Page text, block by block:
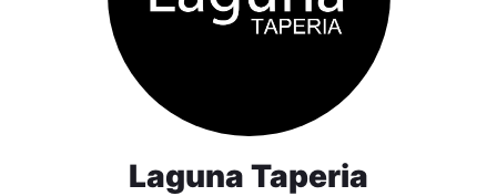
Laguna Taperia